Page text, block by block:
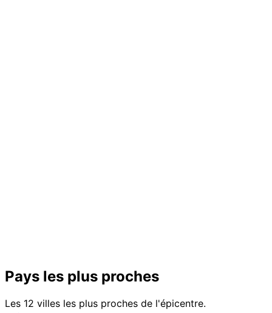
Pays les plus proches
Les 12 villes les plus proches de l'épicentre.